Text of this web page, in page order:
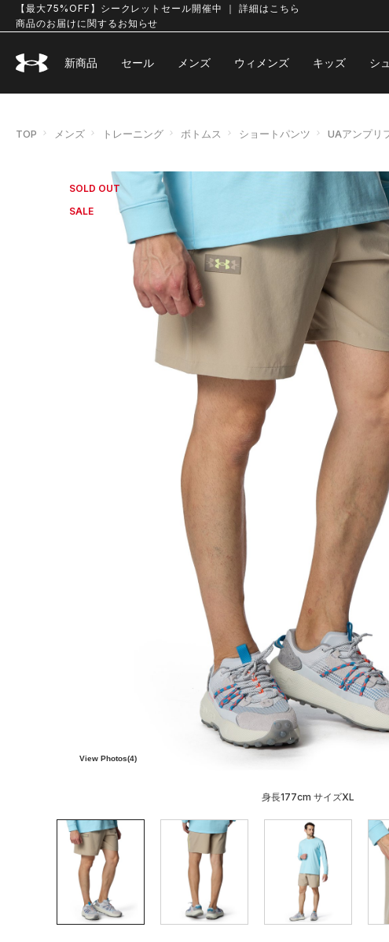
【最大75%OFF】シークレットセール開催中 ｜ 詳細はこちら
商品のお届けに関するお知らせ
新商品 セール メンズ ウィメンズ キッズ シ
TOP メンズ トレーニング ボトムス ショートパンツ UAアンプリ
SOLD OUT
SALE
View Photos(4)
身長177cm サイズXL